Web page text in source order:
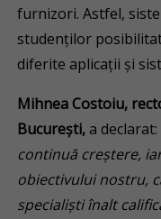
furnizori. Astfel,
studenților
diferite aplicații și
Mihnea Costoiu,
București,a declarat:
continuă creștere,
obiectivului nostru,
specialiști înalt